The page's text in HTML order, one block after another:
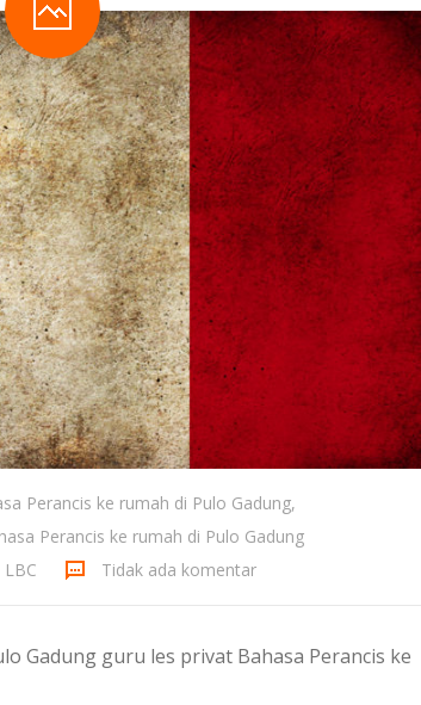
Perancis ke rumah di Pulo Gadung,
Perancis ke rumah di Pulo Gadung
Tidak ada komentar
Gadung guru les privat Bahasa Perancis ke